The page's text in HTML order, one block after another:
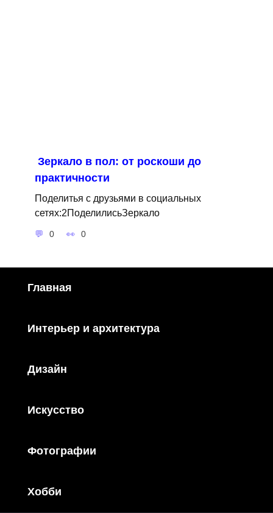
Зеркало в пол: от роскоши до
практичности
Поделитья с друзьями в социальных
сетях:2ПоделилисьЗеркало
0 0
Главная
Интерьер и архитектура
Дизайн
Искусство
Фотографии
Хобби